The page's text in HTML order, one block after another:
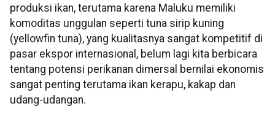
produksi ikan, terutama karena Maluku memiliki
komoditas unggulan seperti tuna sirip kuning
(yellowfin tuna), yang kualitasnya sangat kompetitif di
pasar ekspor internasional, belum lagi kita berbicara
tentang potensi perikanan dimersal bernilai ekonomis
sangat penting terutama ikan kerapu, kakap dan
udang-udangan.